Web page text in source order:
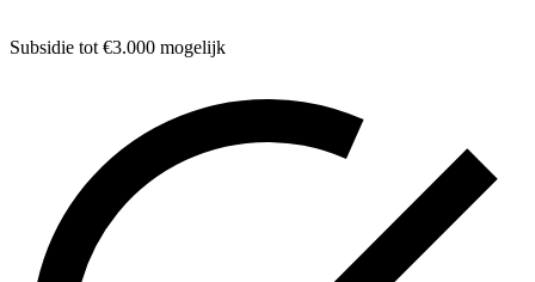
Subsidie tot €3.000 mogelijk